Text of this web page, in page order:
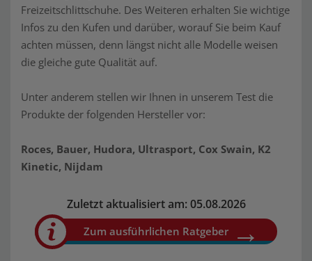
Freizeitschlittschuhe. Des Weiteren erhalten Sie wichtige
Infos zu den Kufen und darüber, worauf Sie beim Kauf
achten müssen, denn längst nicht alle Modelle weisen
die gleiche gute Qualität auf.
Unter anderem stellen wir Ihnen in unserem Test die
Produkte der folgenden Hersteller vor:
Roces, Bauer, Hudora, Ultrasport, Cox Swain, K2
Kinetic, Nijdam
Zuletzt aktualisiert am: 05.08.2026
Zum ausführlichen Ratgeber